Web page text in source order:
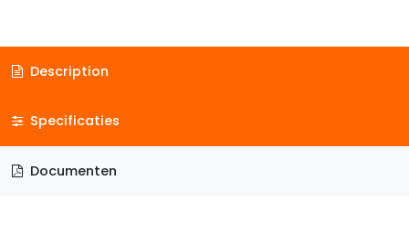
Description
Specificaties
Documenten